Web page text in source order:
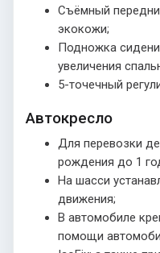
Съёмный
экокожи;
Подножка
увеличения
5-точечный
Автокресло
Для перевозки
рождения до 1
На шасси
движения;
В автомобиле
помощи